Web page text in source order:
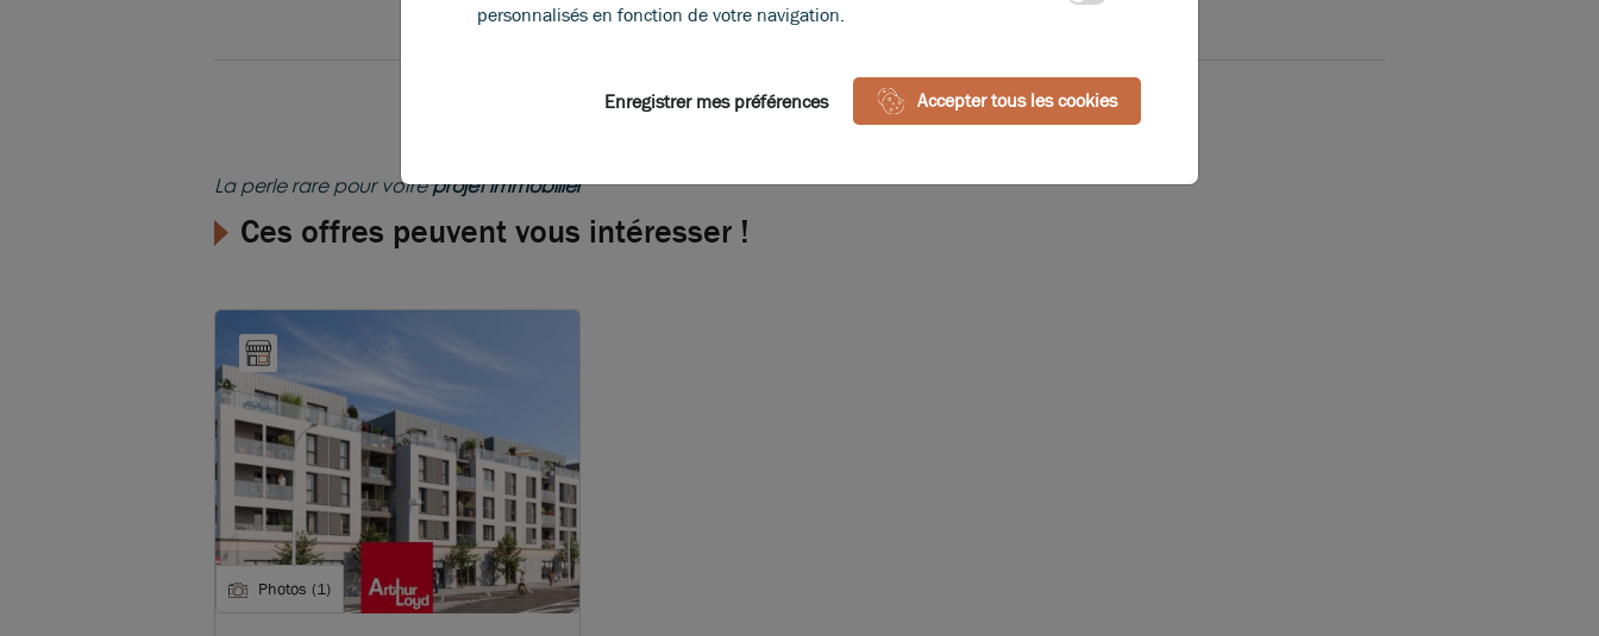
La perle rare pour votreprojet immobilier
Ces offres peuvent vous intéresser !
Photos (1)
personnalisés en fonction de votre navigation.
Enregistrer mes préférences Accepter tous les cookies